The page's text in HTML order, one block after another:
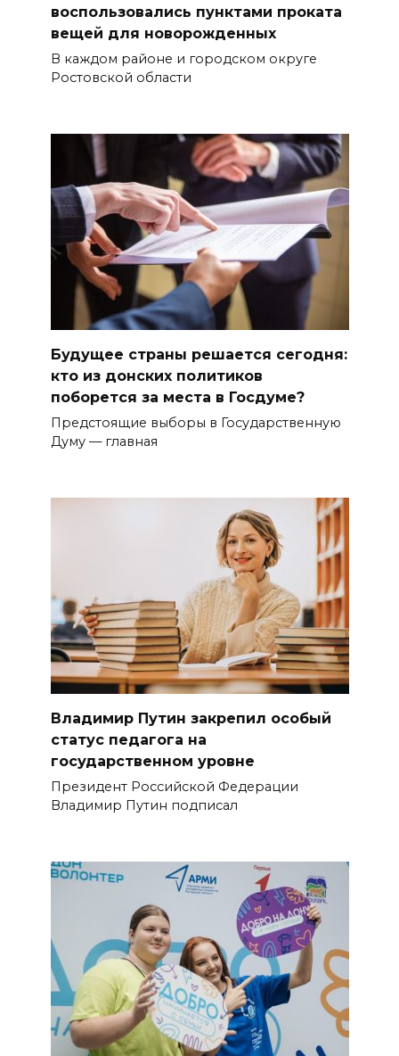
воспользовались пунктами проката
вещей для новорожденных
В каждом районе и городском округе
Ростовской области
Будущее страны решается сегодня:
кто из донских политиков
поборется за места в Госдуме?
Предстоящие выборы в Государственную
Думу — главная
Владимир Путин закрепил особый
статус педагога на
государственном уровне
Президент Российской Федерации
Владимир Путин подписал